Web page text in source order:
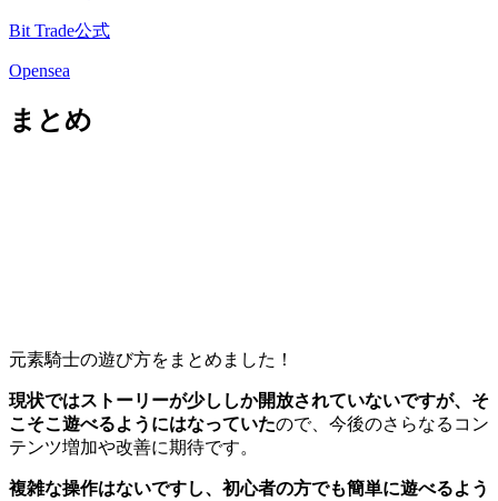
Bit Trade公式
Opensea
まとめ
元素騎士の遊び方をまとめました！
現状ではストーリーが少ししか開放されていないですが、そ
こそこ遊べるようにはなっていたので、今後のさらなるコン
テンツ増加や改善に期待です。
複雑な操作はないですし、初心者の方でも簡単に遊べるよう